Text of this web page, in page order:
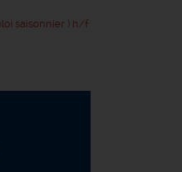
saisonnier ) h/f